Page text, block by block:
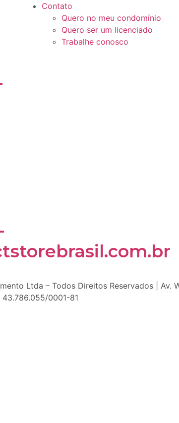
Contato
Quero no meu condomínio
Quero ser um licenciado
Trabalhe conosco
Ltda – Todos Direitos Reservados | Av.
43.786.055/0001-81